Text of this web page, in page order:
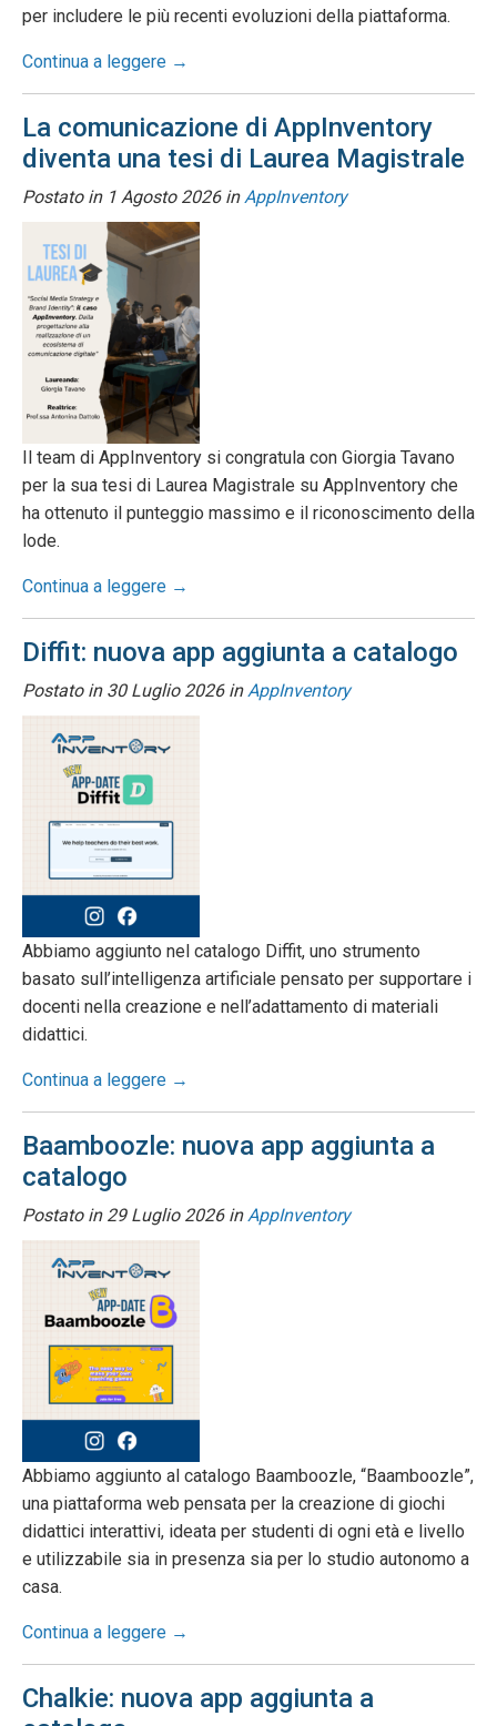
per includere le più recenti evoluzioni della piattaforma.
Continua a leggere →
La comunicazione di AppInventory
diventa una tesi di Laurea Magistrale
Postato in 1 Agosto 2026inAppInventory
Il team di AppInventory si congratula con Giorgia Tavano
per la sua tesi di Laurea Magistrale su AppInventory che
ha ottenuto il punteggio massimo e il riconoscimento della
lode.
Continua a leggere →
Diffit: nuova app aggiunta a catalogo
Postato in 30 Luglio 2026inAppInventory
Abbiamo aggiunto nel catalogo Diffit, uno strumento
basato sull’intelligenza artificiale pensato per supportare i
docenti nella creazione e nell’adattamento di materiali
didattici.
Continua a leggere →
Baamboozle: nuova app aggiunta a
catalogo
Postato in 29 Luglio 2026inAppInventory
Abbiamo aggiunto al catalogo Baamboozle, “Baamboozle”,
una piattaforma web pensata per la creazione di giochi
didattici interattivi, ideata per studenti di ogni età e livello
e utilizzabile sia in presenza sia per lo studio autonomo a
casa.
Continua a leggere →
Chalkie: nuova app aggiunta a